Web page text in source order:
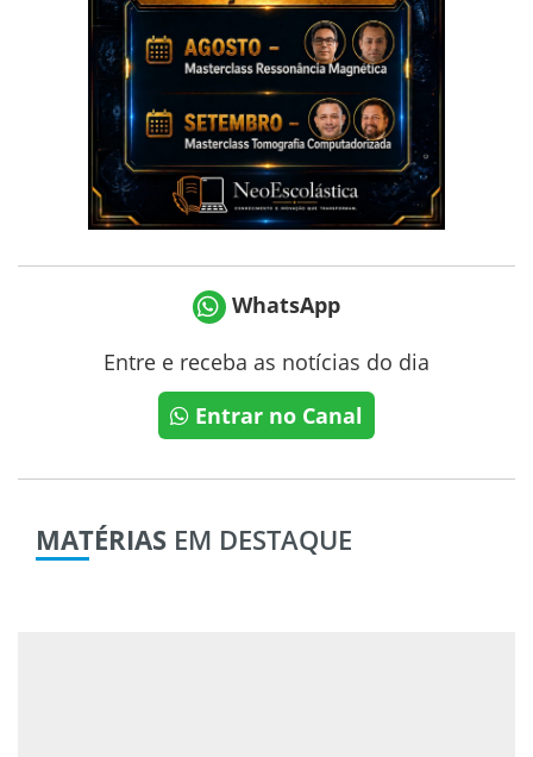
WhatsApp
Entre e receba as notícias do dia
Entrar no Canal
MATÉRIAS EM DESTAQUE